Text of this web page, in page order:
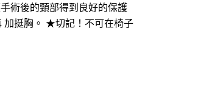
術後的頸部得到良好的保護
加挺胸。 ★切記！不可在椅子